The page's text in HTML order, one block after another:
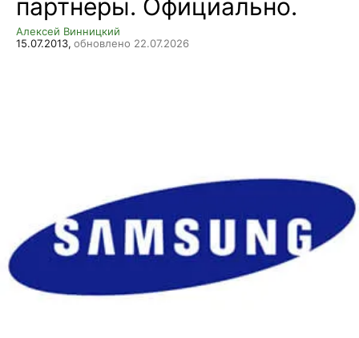
партнеры. Официально.
Алексей Винницкий
15.07.2013, обновлено 22.07.2026